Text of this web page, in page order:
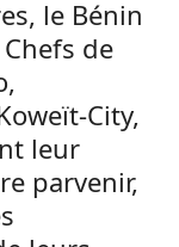
le Bénin
de
City,
leur
parvenir,